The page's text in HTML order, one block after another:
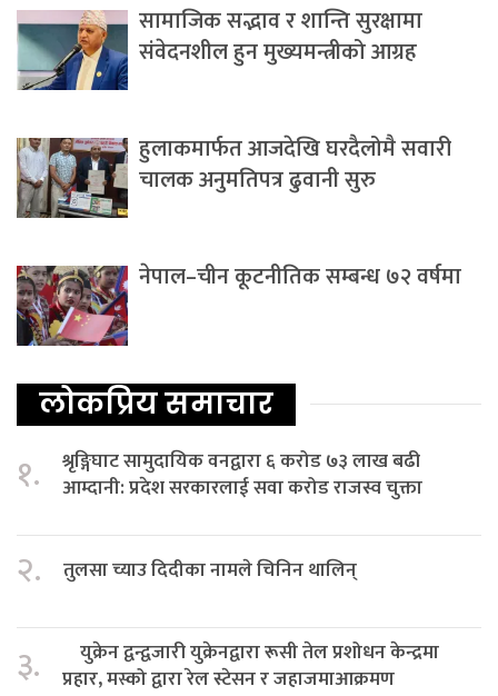
सामाजिक सद्भाव र शान्ति सुरक्षामा
संवेदनशील हुन मुख्यमन्त्रीको आग्रह
हुलाकमार्फत आजदेखि घरदैलोमै सवारी
चालक अनुमतिपत्र ढुवानी सुरु
नेपाल–चीन कूटनीतिक सम्बन्ध ७२ वर्षमा
लोकप्रिय समाचार
१.
श्रृङ्गिघाट सामुदायिक वनद्वारा ६ करोड ७३ लाख बढी
आम्दानी: प्रदेश सरकारलाई सवा करोड राजस्व चुक्ता
२. तुलसा च्याउ दिदीका नामले चिनिन थालिन्
३.
युक्रेन द्वन्द्वजारी युक्रेनद्वारा रूसी तेल प्रशोधन केन्द्रमा
प्रहार, मस्को द्वारा रेल स्टेसन र जहाजमाआक्रमण